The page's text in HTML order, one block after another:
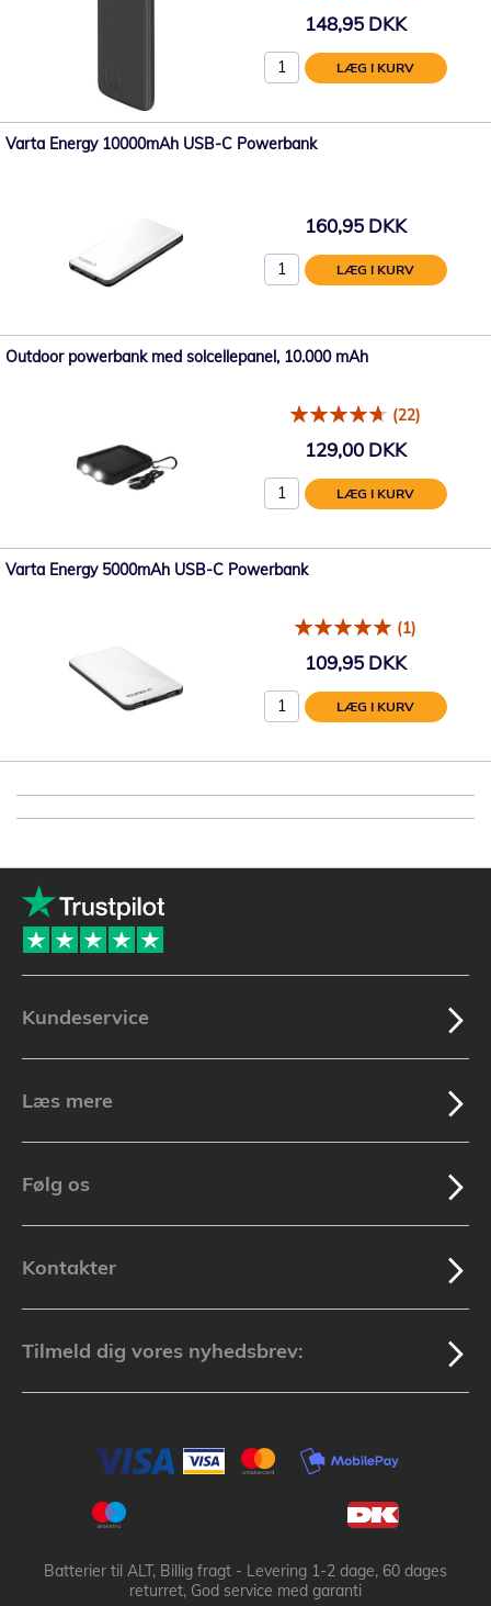
148,95 DKK
LÆG I KURV
Varta Energy 10000mAh USB-C Powerbank
160,95 DKK
LÆG I KURV
Outdoor powerbank med solcellepanel, 10.000 mAh
(22)
129,00 DKK
LÆG I KURV
Varta Energy 5000mAh USB-C Powerbank
(1)
109,95 DKK
LÆG I KURV
Kundeservice
Læs mere
Følg os
Kontakter
Tilmeld dig vores nyhedsbrev:
Batterier til ALT, Billig fragt - Levering 1-2 dage, 60 dages
returret, God service med garanti